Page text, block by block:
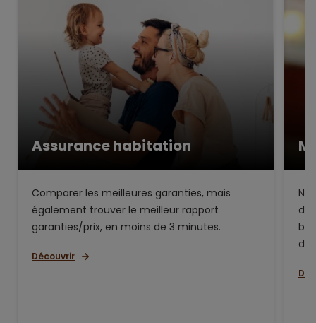
Assurance habitation
Comparer les meilleures garanties, mais
également trouver le meilleur rapport
garanties/prix, en moins de 3 minutes.
Découvrir
de
de